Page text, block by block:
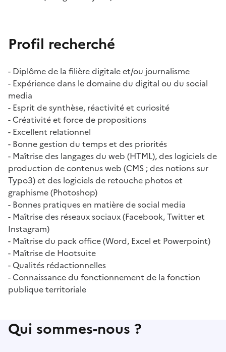
Profil recherché
- Diplôme de la filière digitale et/ou journalisme
- Expérience dans le domaine du digital ou du social
media
- Esprit de synthèse, réactivité et curiosité
- Créativité et force de propositions
- Excellent relationnel
- Bonne gestion du temps et des priorités
- Maîtrise des langages du web (HTML), des logiciels de
production de contenus web (CMS ; des notions sur
Typo3) et des logiciels de retouche photos et
graphisme (Photoshop)
- Bonnes pratiques en matière de social media
- Maîtrise des réseaux sociaux (Facebook, Twitter et
Instagram)
- Maîtrise du pack office (Word, Excel et Powerpoint)
- Maîtrise de Hootsuite
- Qualités rédactionnelles
- Connaissance du fonctionnement de la fonction
publique territoriale
Qui sommes-nous ?